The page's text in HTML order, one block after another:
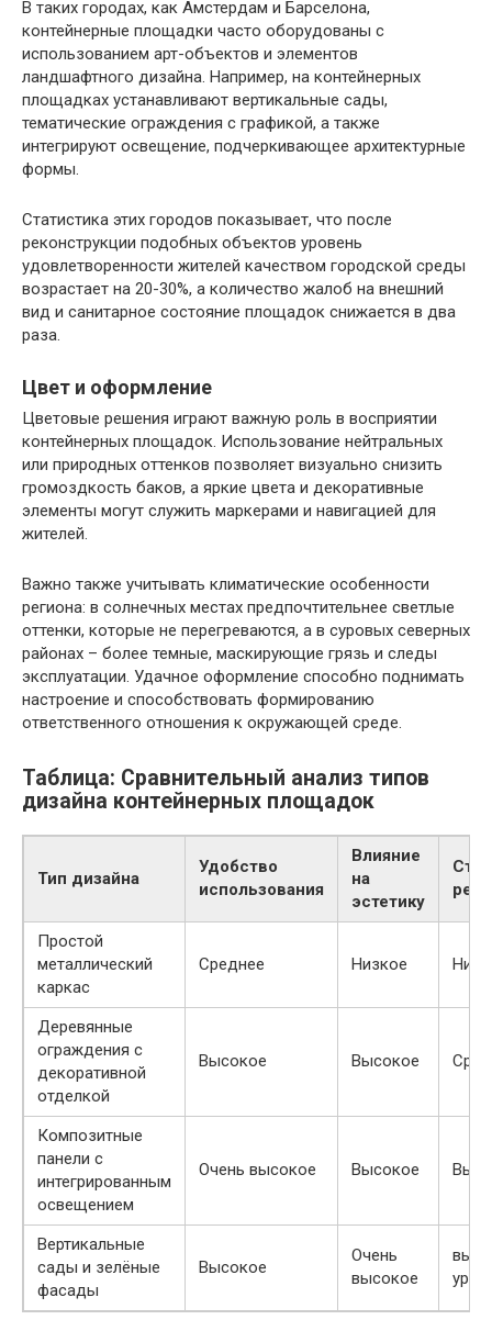
В таких городах, как Амстердам и Барселона,
контейнерные площадки часто оборудованы с
использованием арт-объектов и элементов
ландшафтного дизайна. Например, на контейнерных
площадках устанавливают вертикальные сады,
тематические ограждения с графикой, а также
интегрируют освещение, подчеркивающее архитектурные
формы.
Статистика этих городов показывает, что после
реконструкции подобных объектов уровень
удовлетворенности жителей качеством городской среды
возрастает на 20-30%, а количество жалоб на внешний
вид и санитарное состояние площадок снижается в два
раза.
Цвет и оформление
Цветовые решения играют важную роль в восприятии
контейнерных площадок. Использование нейтральных
или природных оттенков позволяет визуально снизить
громоздкость баков, а яркие цвета и декоративные
элементы могут служить маркерами и навигацией для
жителей.
Важно также учитывать климатические особенности
региона: в солнечных местах предпочтительнее светлые
оттенки, которые не перегреваются, а в суровых северных
районах – более темные, маскирующие грязь и следы
эксплуатации. Удачное оформление способно поднимать
настроение и способствовать формированию
ответственного отношения к окружающей среде.
Таблица: Сравнительный анализ типов
дизайна контейнерных площадок
Тип дизайна
Удобство
использования
Влияние
на
эстетику
Простой
металлический
каркас
Среднее Низкое
Деревянные
ограждения с
декоративной
отделкой
Высокое Высокое
Композитные
панели с
интегрированным
освещением
Очень высокое Высокое
Вертикальные
сады и зелёные
фасады
Высокое
Очень
высокое